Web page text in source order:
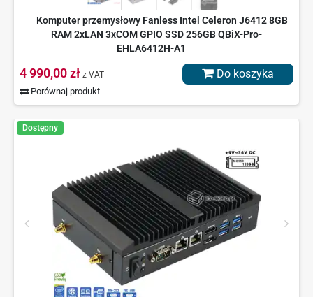
Komputer przemysłowy Fanless Intel Celeron J6412 8GB
RAM 2xLAN 3xCOM GPIO SSD 256GB QBiX-Pro-
EHLA6412H-A1
4 990,00 zł z VAT
Porównaj produkt
Do koszyka
Dostępny